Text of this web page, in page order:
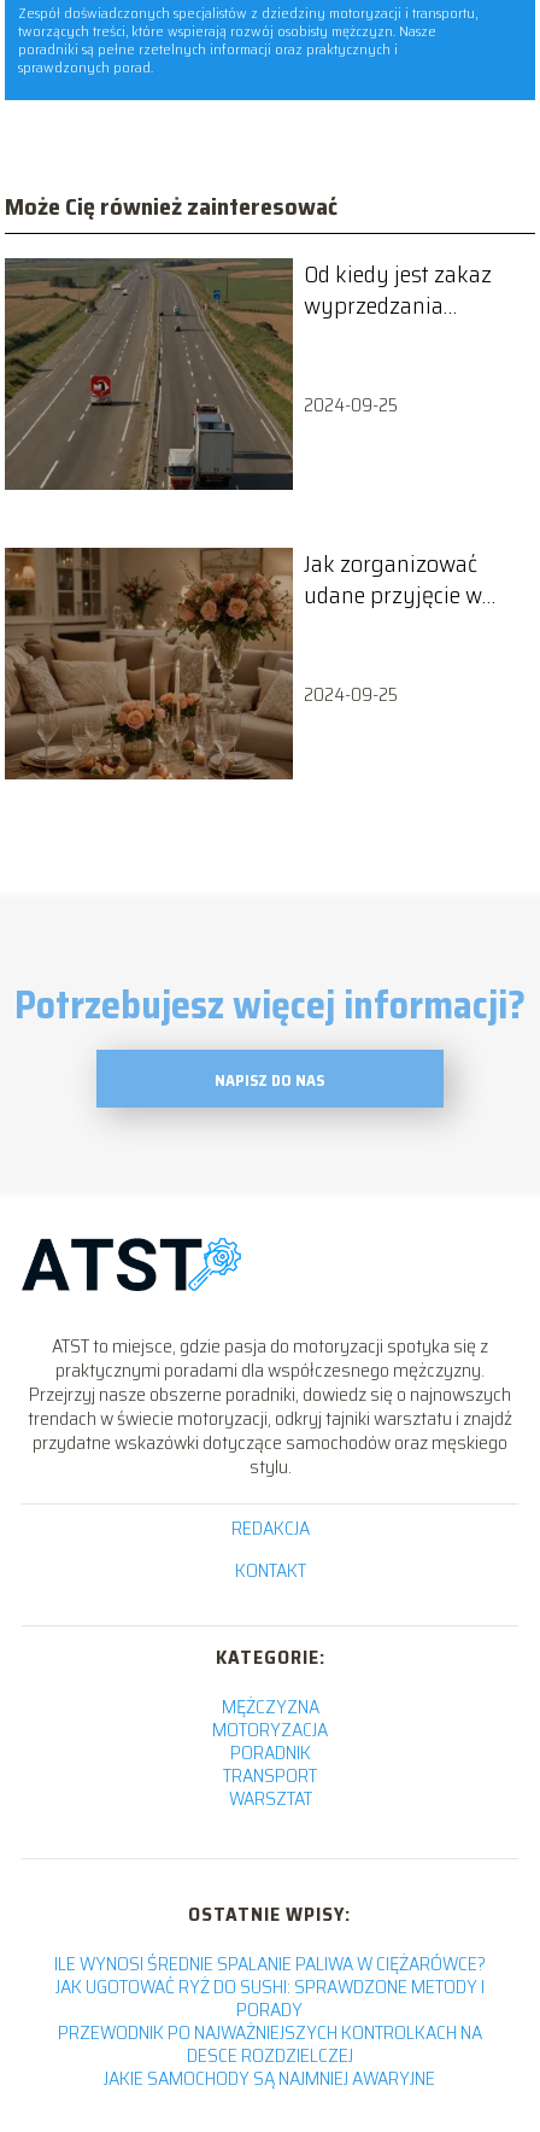
Zespół doświadczonych specjalistów z dziedziny motoryzacji i transportu,
tworzących treści, które wspierają rozwój osobisty mężczyzn. Nasze
poradniki są pełne rzetelnych informacji oraz praktycznych i
sprawdzonych porad.
Może Cię również zainteresować
Od kiedy jest zakaz
wyprzedzania
2024-09-25
Jak zorganizować
udane przyjęcie w
2024-09-25
Potrzebujesz więcej informacji?
NAPISZ DO NAS
ATST to miejsce, gdzie pasja do motoryzacji spotyka się z
praktycznymi poradami dla współczesnego mężczyzny.
Przejrzyj nasze obszerne poradniki, dowiedz się o najnowszych
trendach w świecie motoryzacji, odkryj tajniki warsztatu i znajdź
przydatne wskazówki dotyczące samochodów oraz męskiego
stylu.
REDAKCJA
KONTAKT
KATEGORIE:
MĘŻCZYZNA
MOTORYZACJA
PORADNIK
TRANSPORT
WARSZTAT
OSTATNIE WPISY:
ILE WYNOSI ŚREDNIE SPALANIE PALIWA W CIĘŻARÓWCE?
JAK UGOTOWAĆ RYŻ DO SUSHI: SPRAWDZONE METODY I
PORADY
PRZEWODNIK PO NAJWAŻNIEJSZYCH KONTROLKACH NA
DESCE ROZDZIELCZEJ
JAKIE SAMOCHODY SĄ NAJMNIEJ AWARYJNE